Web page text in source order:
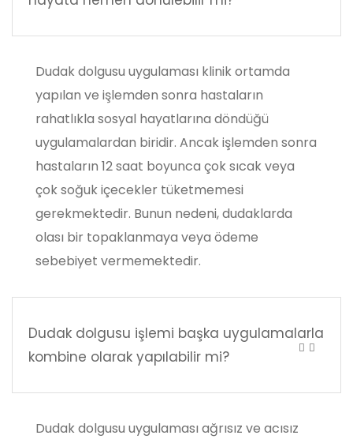
Dudak dolgusu uygulaması klinik ortamda
yapılan ve işlemden sonra hastaların
rahatlıkla sosyal hayatlarına döndüğü
uygulamalardan biridir. Ancak işlemden sonra
hastaların 12 saat boyunca çok sıcak veya
çok soğuk içecekler tüketmemesi
gerekmektedir. Bunun nedeni, dudaklarda
olası bir topaklanmaya veya ödeme
sebebiyet vermemektedir.
Dudak dolgusu işlemi başka uygulamalarla
kombine olarak yapılabilir mi?
Dudak dolgusu uygulaması ağrısız ve acısız